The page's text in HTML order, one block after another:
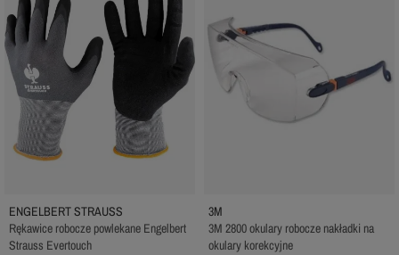
ENGELBERT STRAUSS
Rękawice robocze powlekane Engelbert
Strauss Evertouch
3M
3M 2800 okulary robocze nakładki na
okulary korekcyjne